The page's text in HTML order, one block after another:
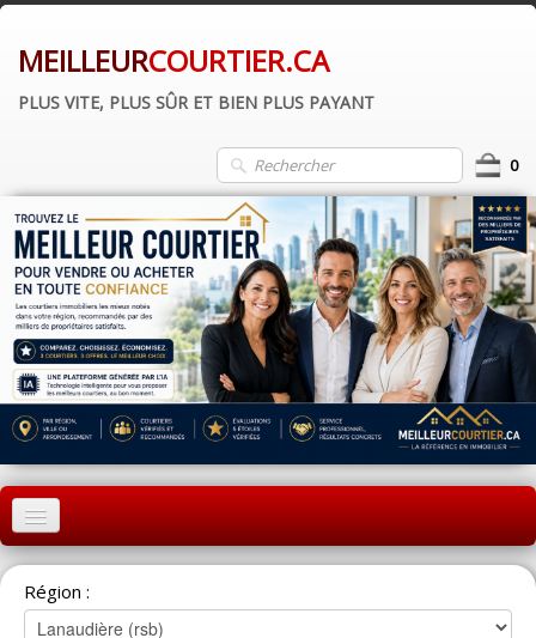
MEILLEURCOURTIER.CA
PLUS VITE, PLUS SÛR ET BIEN PLUS PAYANT
0
ACCUEIL
MONTRÉAL
Région :